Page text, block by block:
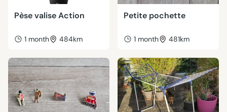
Pèse valise Action
1 month 484km
Petite pochette
1 month 481km